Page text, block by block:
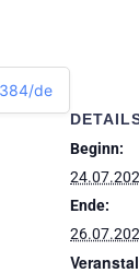
de
Beginn:
Ende: